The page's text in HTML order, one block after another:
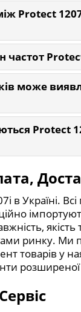
Protect
частот
може
Protect
в Україні. Всі
ринку. Ми
товарів у
розширеної